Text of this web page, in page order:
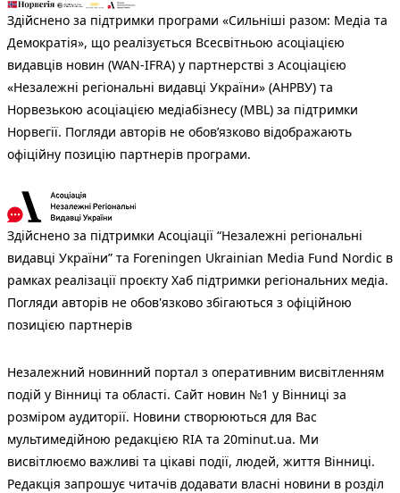
Здійснено за підтримки програми «Сильніші разом: Медіа та
Демократія», що реалізується Всесвітньою асоціацією
видавців новин (WAN-IFRA) у партнерстві з Асоціацією
«Незалежні регіональні видавці України» (АНРВУ) та
Норвезькою асоціацією медіабізнесу (MBL) за підтримки
Норвегії. Погляди авторів не обов’язково відображають
офіційну позицію партнерів програми.
Здійснено за підтримки Асоціації “Незалежні регіональні
видавці України” та Foreningen Ukrainian Media Fund Nordic в
рамках реалізації проєкту Хаб підтримки регіональних медіа.
Погляди авторів не обов'язково збігаються з офіційною
позицією партнерів
Незалежний новинний портал з оперативним висвітленням
подій у Вінниці та області. Сайт новин №1 у Вінниці за
розміром аудиторії. Новини створюються для Вас
мультимедійною редакцією RIA та 20minut.ua. Ми
висвітлюємо важливі та цікаві події, людей, життя Вінниці.
Редакція запрошує читачів додавати власні новини в розділ